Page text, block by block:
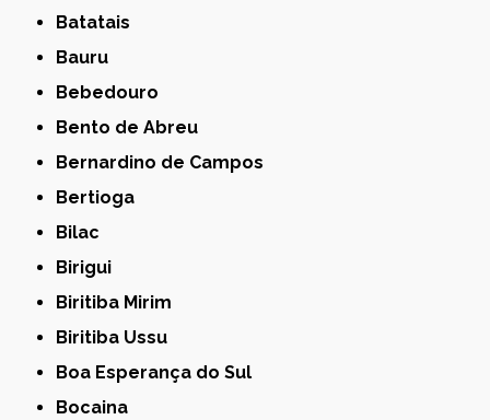
Batatais
Bauru
Bebedouro
Bento de Abreu
Bernardino de Campos
Bertioga
Bilac
Birigui
Biritiba Mirim
Biritiba Ussu
Boa Esperança do Sul
Bocaina